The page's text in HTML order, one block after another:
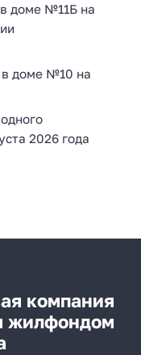
доме №11Б на
доме №10 на
2026 года
компания
жилфондом